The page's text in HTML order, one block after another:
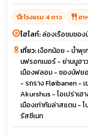
hotel_classโรงแรม 4 ดาว restaurant อา
ไฮไลท์:ล่องเรือชมซอง
เที่ยว:เงือกน้อย - น้ำพุ
นฟรอกเนอร์ - ย่านนูฮา
เมืองฟลอม - ซองน์ฟยอ
- รถราง Fløibanen -
Akurshus - โอเปร่าเ
เมืองเก่ากัมล่าสแตน -
รัสซีเนท